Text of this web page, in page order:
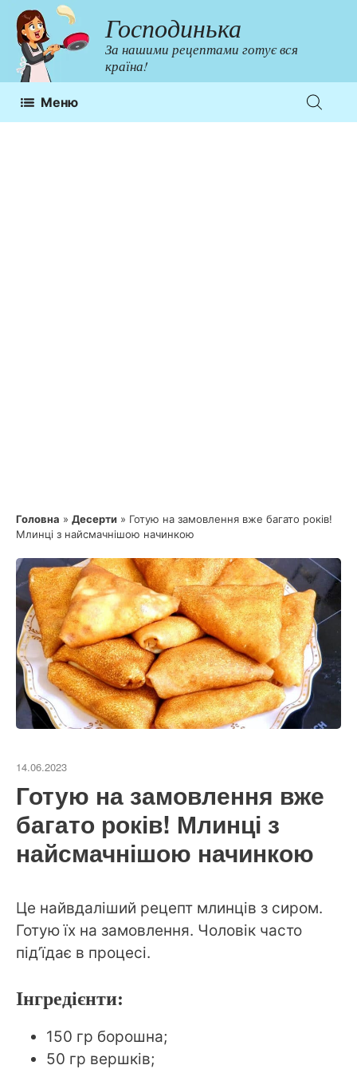
Перейти
до
контенту
Господинька
За нашими рецептами готує вся
країна!
Меню
Головна » Десерти » Готую на замовлення вже багато років!
Млинці з найсмачнішою начинкою
14.06.2023
Готую на замовлення вже
багато років! Млинці з
найсмачнішою начинкою
Це найвдаліший рецепт млинців з сиром.
Готую їх на замовлення. Чоловік часто
під’їдає в процесі.
Інгредієнти:
150 гр борошна;
50 гр вершків;